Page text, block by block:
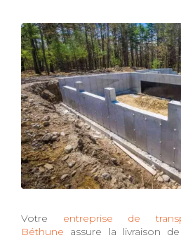
Votre entreprise de
Béthune assure la livraison